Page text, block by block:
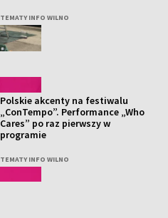
TEMATY INFO WILNO
Polskie akcenty na festiwalu
„ConTempo”. Performance „Who
Cares” po raz pierwszy w
programie
TEMATY INFO WILNO